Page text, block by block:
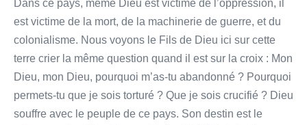
Dans ce pays, même Dieu est victime de l’oppression, il
est victime de la mort, de la machinerie de guerre, et du
colonialisme. Nous voyons le Fils de Dieu ici sur cette
terre crier la même question quand il est sur la croix : Mon
Dieu, mon Dieu, pourquoi m’as-tu abandonné ? Pourquoi
permets-tu que je sois torturé ? Que je sois crucifié ? Dieu
souffre avec le peuple de ce pays. Son destin est le